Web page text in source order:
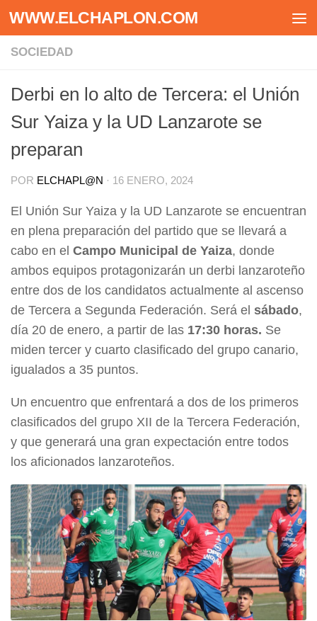
Saltar al contenido
WWW.ELCHAPLON.COM
SOCIEDAD
Derbi en lo alto de Tercera: el Unión
Sur Yaiza y la UD Lanzarote se
preparan
POR ELCHAPL@N · 16 ENERO, 2024
El Unión Sur Yaiza y la UD Lanzarote se encuentran
en plena preparación del partido que se llevará a
cabo en el Campo Municipal de Yaiza, donde
ambos equipos protagonizarán un derbi lanzaroteño
entre dos de los candidatos actualmente al ascenso
de Tercera a Segunda Federación. Será el sábado,
día 20 de enero, a partir de las 17:30 horas. Se
miden tercer y cuarto clasificado del grupo canario,
igualados a 35 puntos.
Un encuentro que enfrentará a dos de los primeros
clasificados del grupo XII de la Tercera Federación,
y que generará una gran expectación entre todos
los aficionados lanzaroteños.